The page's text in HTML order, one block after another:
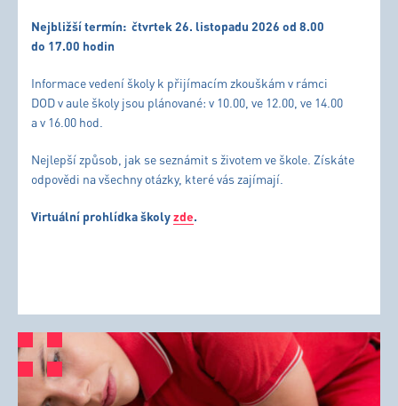
Nejbližší termín: čtvrtek 26. listopadu 2026 od 8.00
do 17.00 hodin
Informace vedení školy k přijímacím zkouškám v rámci
DOD v aule školy jsou plánované: v 10.00, ve 12.00, ve 14.00
a v 16.00 hod.
Nejlepší způsob, jak se seznámit s životem ve škole. Získáte
odpovědi na všechny otázky, které vás zajímají.
Virtuální prohlídka školyzde.